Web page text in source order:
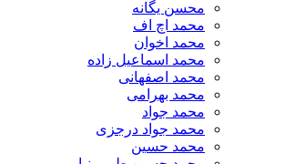
محسن یگانه
محمد اچ اف
محمد اخوان
محمد اسماعیل زاده
محمد اصفهانی
محمد بهرامی
محمد جواد
محمد جواد درجزی
محمد حسین